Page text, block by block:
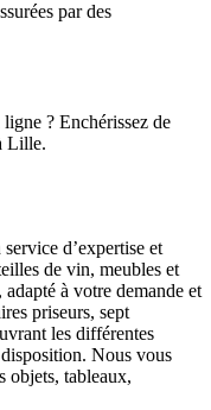
par des
? Enchérissez de
Lille.
d’expertise et
de vin, meubles et
à votre demande et
priseurs, sept
les différentes
Nous vous
objets, tableaux,